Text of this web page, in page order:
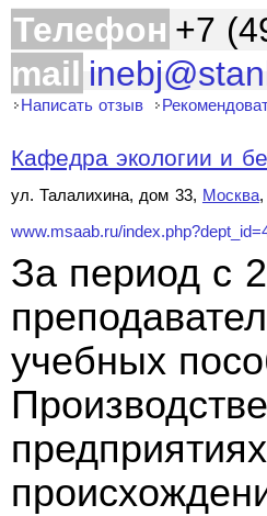
Телефон +7
mail
Написать отзыв
Кафедра экологии и
ул. Талалихина, дом 33, Москва,
www.msaab.ru/
За период с
учебных